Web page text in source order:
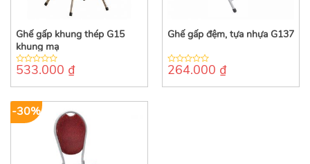
Ghế gấp khung thép G15
khung mạ
0
of
533.000 ₫
Ghế gấp đệm, tựa nhựa G137
0
of
264.000 ₫
-30%